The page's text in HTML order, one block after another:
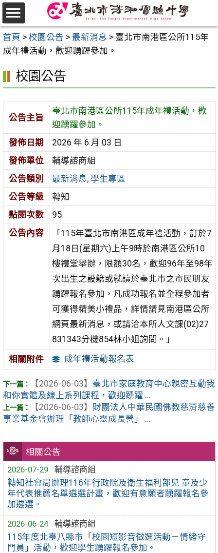
跳
至
主
要
區
首頁 > 校園公告 > 最新消息 > 臺北市南港區公所115年
成年禮活動，歡迎踴躍參加。
相關公告
2026-07-29
輔導諮商組
轉知社會局辦理116年行政院及衛生福利部兒 童及少
年代表推薦名單遴選計畫，歡迎有意願者踴躍報名參
加遴選。
2026-06-24
輔導諮商組
115年度北臺八縣市「校園短影音徵選活動－情緒守
門員」活動，歡迎學生踴躍報名參加。
校園公告
公告主旨
臺北市南港區公所115年成年禮活動，歡
迎踴躍參加。
發佈日期
2026 年 6 月 03 日
發佈單位
輔導諮商組
公告類別
最新消息, 學生專區
公告等級
轉知
點閱次數
95
公告內容
「115年臺北市南港區成年禮活動，訂於7
月18日(星期六)上午9時於南港區公所10
樓禮堂舉辦，限額30名，歡迎96年至98年
次出生之設籍或就讀於臺北市之市民朋友
踴躍報名參加，凡成功報名並全程參加者
可獲得精美小禮品，詳情請見南港區公所
網頁最新消息，或請洽本所人文課(02)27
831343分機854林小姐詢問。」
相關附件 成年禮活動報名表
【2026-06-03】 臺北市家庭教育中心親密互動我
和你實體及線上系列課程，歡迎踴躍 ...
【2026-06-03】 財團法人中華民國佛教慈濟慈善
事業基金會辦理「教師心靈成長營」 ...
選
單